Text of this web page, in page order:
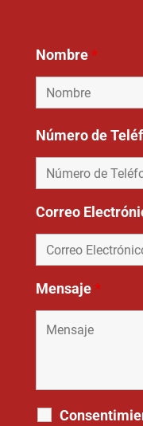
Nombre*
Número de
Correo
Mensaje*